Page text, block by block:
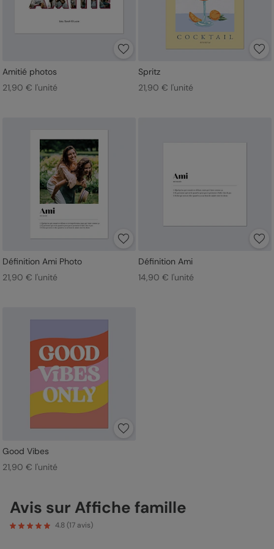
Amitié photos
21,90 € l'unité
Spritz
21,90 € l'unité
Définition Ami Photo
21,90 € l'unité
Définition Ami
14,90 € l'unité
Good Vibes
21,90 € l'unité
Avis sur Affiche famille
4.8(17 avis)